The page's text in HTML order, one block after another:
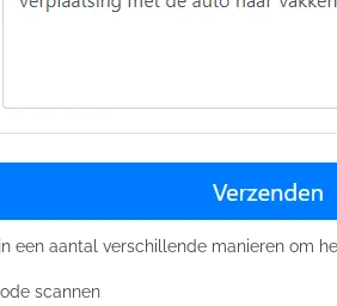
een aantal verschillende manieren om
scannen